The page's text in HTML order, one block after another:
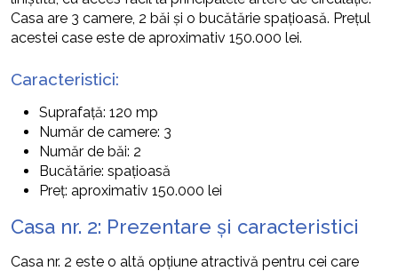
Casa are 3 camere, 2 băi și o bucătărie spațioasă. Prețul
acestei case este de aproximativ 150.000 lei.
Caracteristici:
Suprafață: 120 mp
Număr de camere: 3
Număr de băi: 2
Bucătărie: spațioasă
Preț: aproximativ 150.000 lei
Casa nr. 2: Prezentare și caracteristici
Casa nr. 2 este o altă opțiune atractivă pentru cei care